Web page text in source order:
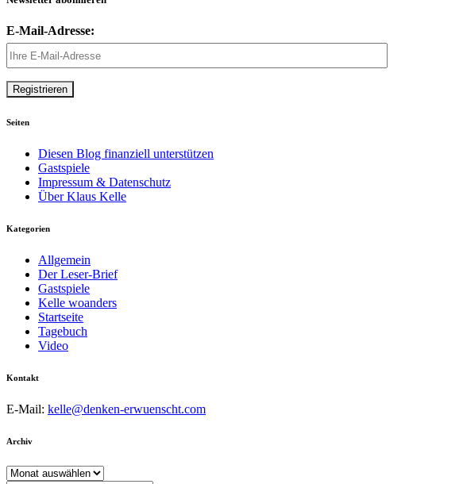
E-Mail-Adresse:
Seiten
Diesen Blog finanziell unterstützen
Gastspiele
Impressum & Datenschutz
Über Klaus Kelle
Kategorien
Allgemein
Der Leser-Brief
Gastspiele
Kelle woanders
Startseite
Tagebuch
Video
Kontakt
E-Mail: kelle@denken-erwuenscht.com
Archiv
Archiv